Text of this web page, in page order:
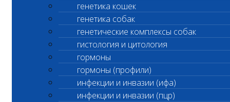
генетика кошек
генетика собак
генетические комплексы собак
гистология и цитология
гормоны
гормоны (профили)
инфекции и инвазии (ифа)
инфекции и инвазии (пцр)
«Аммиак крови»(код 157)
Восстановлен в обычном режиме прием
биоматериала и выполнение экспресс-
анализа «Аммиак крови»
в Лабораторном офисе «Нагорная»